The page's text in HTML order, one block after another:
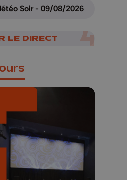
Soir - 09/08/2026
LE DIRECT
CUT x
✨